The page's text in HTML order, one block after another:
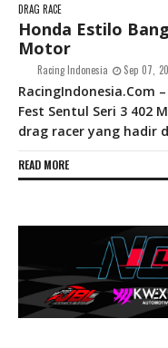
DRAG RACE
Honda Estilo
Motor
Racing Indonesia Sep 07,
RacingIndonesia.Com
Fest Sentul Seri 3 402
drag racer yang hadir
READ MORE